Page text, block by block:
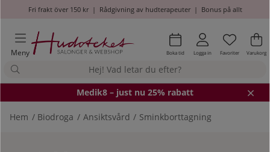
Fri frakt över 150 kr| Rådgivning av hudterapeuter| Bonus på allt
Meny Boka tid Logga in Antal i
.
Favoriter .
Varukorg
Medik8 – just nu 25% rabatt
Hem Biodroga Ansiktsvård Sminkborttagning